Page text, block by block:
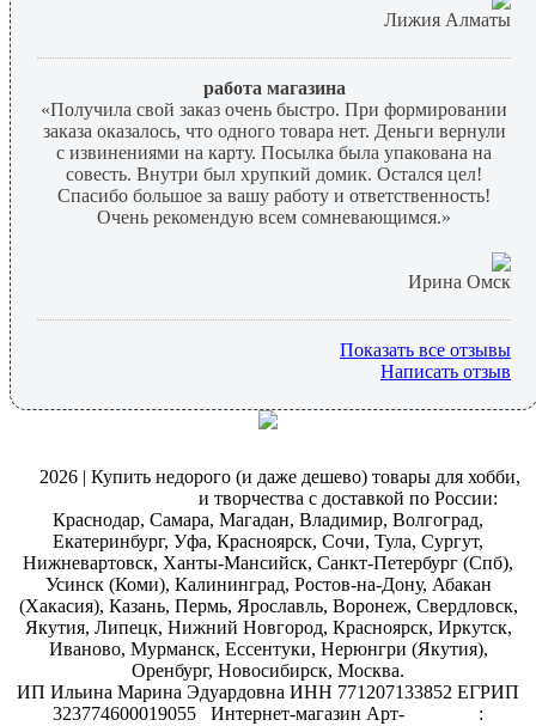
Лижия Алматы
работа магазина
«Получила свой заказ очень быстро. При формировании
заказа оказалось, что одного товара нет. Деньги вернули
с извинениями на карту. Посылка была упакована на
совесть. Внутри был хрупкий домик. Остался цел!
Спасибо большое за вашу работу и ответственность!
Очень рекомендую всем сомневающимся.»
Ирина Омск
Показать все отзывы
Написать отзыв
2026 | Купить недорого (и даже дешево) товары для хобби,
и творчества с доставкой по России:
Краснодар, Самара, Магадан, Владимир, Волгоград,
Екатеринбург, Уфа, Красноярск, Сочи, Тула, Сургут,
Нижневартовск, Ханты-Мансийск, Санкт-Петербург (Спб),
Усинск (Коми), Калининград, Ростов-на-Дону, Абакан
(Хакасия), Казань, Пермь, Ярославль, Воронеж, Свердловск,
Якутия, Липецк, Нижний Новгород, Красноярск, Иркутск,
Иваново, Мурманск, Ессентуки, Нерюнгри (Якутия),
Оренбург, Новосибирск, Москва.
ИП Ильина Марина Эдуардовна ИНН 771207133852 ЕГРИП
323774600019055
Интернет-магазин Арт-
: